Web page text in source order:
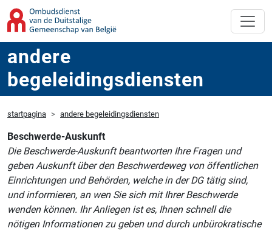
andere
begeleidingsdiensten
startpagina andere begeleidingsdiensten
Beschwerde-Auskunft
Die Beschwerde-Auskunft beantworten Ihre Fragen und
geben Auskunft über den Beschwerdeweg von öffentlichen
Einrichtungen und Behörden, welche in der DG tätig sind,
und informieren, an wen Sie sich mit Ihrer Beschwerde
wenden können. Ihr Anliegen ist es, Ihnen schnell die
nötigen Informationen zu geben und durch unbürokratische